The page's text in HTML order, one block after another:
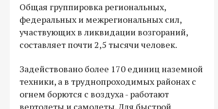
Общая группировка региональных,
федеральных и межрегиональных сил,
участвующих в ликвидации возгораний,
составляет почти 2,5 тысячи человек.
Задействовано более 170 единиц наземной
техники, а в труднопроходимых районах с
огнем борются с воздуха - работают
вертолеты и самолеты. Для быстрой